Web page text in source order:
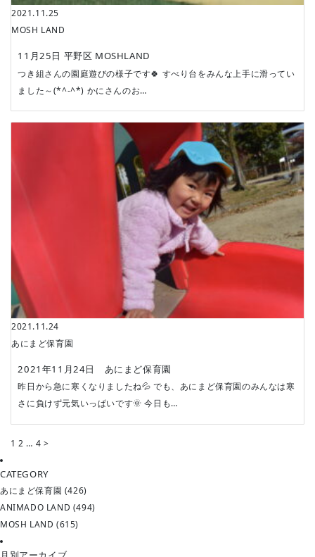
2021.11.25
MOSH LAND
11月25日 平野区 MOSHLAND
つき組さんの園庭遊びの様子です🍀 すべり台をみんな上手に滑ってい
ました～(*^-^*) かにさんのお…
2021.11.24
あにまど保育園
2021年11月24日 あにまど保育園
昨日から急に寒くなりましたね💦 でも、あにまど保育園のみんなは寒
さに負けず元気いっぱいです🌞 今日も…
投
ビ
ゲ
ー
ョ
1 2 … 4 >
CATEGORY
あにまど保育園 (426)
ANIMADO LAND (494)
MOSH LAND (615)